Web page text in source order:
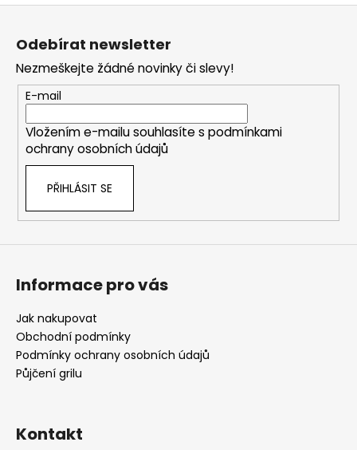
Z
Odebírat newsletter
Nezmeškejte žádné novinky či slevy!
E-mail
Vložením e-mailu souhlasíte s podmínkami
ochrany osobních údajů
PŘIHLÁSIT SE
Informace pro vás
Jak nakupovat
Obchodní podmínky
Podmínky ochrany osobních údajů
Půjčení grilu
Kontakt